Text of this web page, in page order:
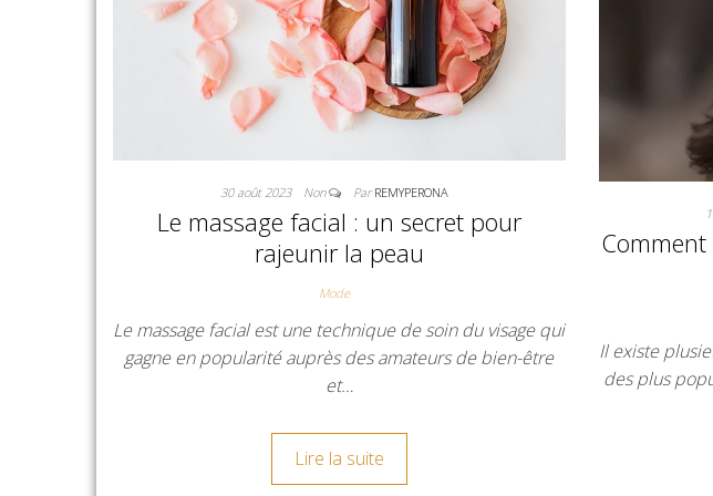
30 août 2023 Non ParREMYPERONA
Le massage facial : un secret pour
rajeunir la peau
Mode
Le massage facial est une technique de soin du visage qui
gagne en popularité auprès des amateurs de bien-être
et…
Lire la suite
Il existe
des plus